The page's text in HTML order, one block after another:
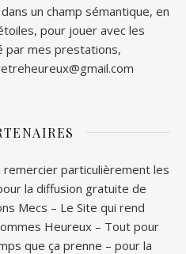
un champ sémantique, en
pour jouer avec les
par mes prestations,
remercier particulièrement les
la diffusion gratuite de
Mecs – Le Site qui rend
Heureux – Tout pour
que ça prenne – pour la